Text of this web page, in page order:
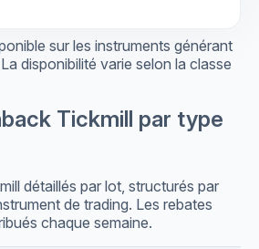
sur les instruments générant
disponibilité varie selon la classe
Tickmill par type
détaillés par lot, structurés par
de trading. Les rebates
chaque semaine.